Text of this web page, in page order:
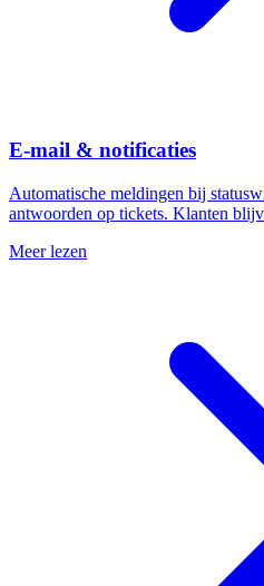
E-mail & notificaties
Automatische meldingen bij
antwoorden op tickets. Klanten
Meer lezen